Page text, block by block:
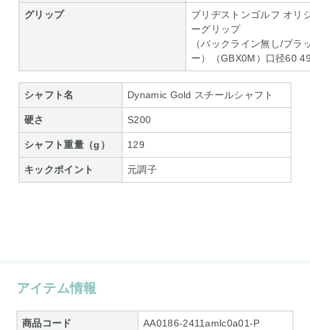
グリップ
ブリヂストンゴルフ オリ
ーグリップ
（バックライン無し/ブラ
ー）（GBX0M）口径60
シャフト名 Dynamic Gold スチールシャフト
硬さ S200
シャフト重量（g） 129
キックポイント 元調子
アイテム情報
商品コード AA0186-2411amlc0a01-P